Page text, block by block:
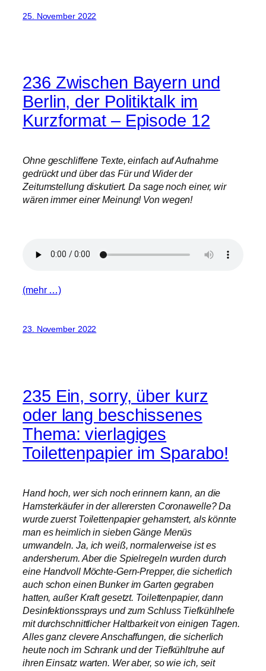
25. November 2022
236 Zwischen Bayern und
Berlin, der Politiktalk im
Kurzformat – Episode 12
Ohne geschliffene Texte, einfach auf Aufnahme
gedrückt und über das Für und Wider der
Zeitumstellung diskutiert. Da sage noch einer, wir
wären immer einer Meinung! Von wegen!
(mehr …)
23. November 2022
235 Ein, sorry, über kurz
oder lang beschissenes
Thema: vierlagiges
Toilettenpapier im Sparabo!
Hand hoch, wer sich noch erinnern kann, an die
Hamsterkäufer in der allerersten Coronawelle? Da
wurde zuerst Toilettenpapier gehamstert, als könnte
man es heimlich in sieben Gänge Menüs
umwandeln. Ja, ich weiß, normalerweise ist es
andersherum. Aber die Spielregeln wurden durch
eine Handvoll Möchte-Gern-Prepper, die sicherlich
auch schon einen Bunker im Garten gegraben
hatten, außer Kraft gesetzt. Toilettenpapier, dann
Desinfektionssprays und zum Schluss Tiefkühlhefe
mit durchschnittlicher Haltbarkeit von einigen Tagen.
Alles ganz clevere Anschaffungen, die sicherlich
heute noch im Schrank und der Tiefkühltruhe auf
ihren Einsatz warten. Wer aber, so wie ich, seit